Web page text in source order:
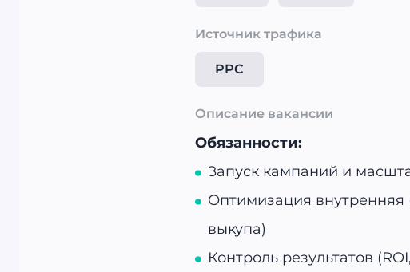
Источник трафика
PPC
Описание вакансии
Обязанности:
Запуск кампаний и
Оптимизация внутренняя
выкупа)
Контроль результатов